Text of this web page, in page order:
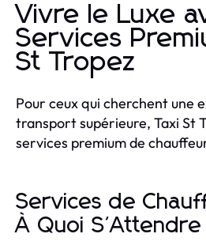
Vivre le Luxe
Services
St Tropez
Pour ceux qui cherchent une
transport supérieure, Taxi St
services premium de
Services de
À Quoi S'Attendre